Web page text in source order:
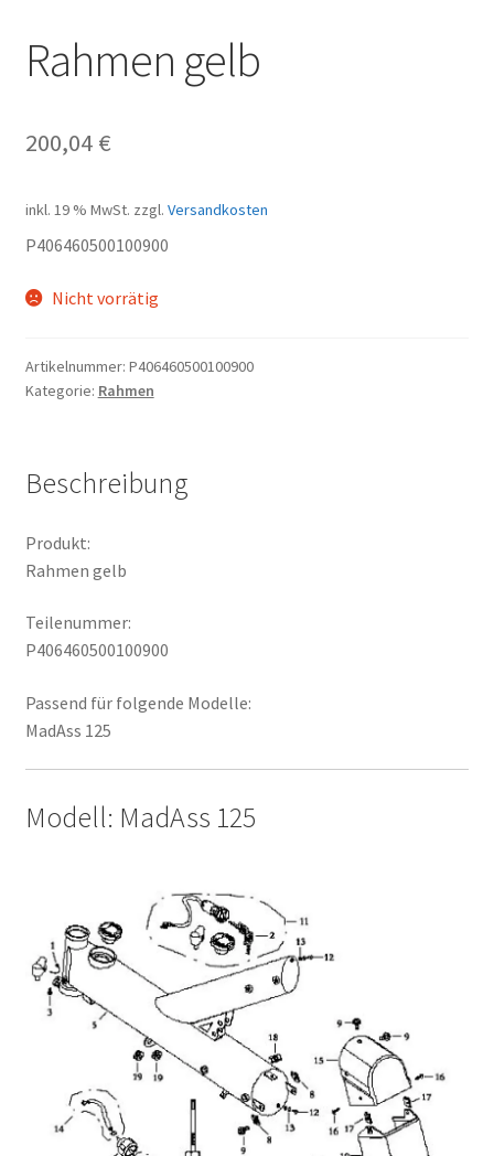
Rahmen gelb
200,04 €
inkl. 19 % MwSt. zzgl. Versandkosten
P406460500100900
Nicht vorrätig
Artikelnummer: P406460500100900
Kategorie: Rahmen
Beschreibung
Produkt:
Rahmen gelb
Teilenummer:
P406460500100900
Passend für folgende Modelle:
MadAss 125
Modell: MadAss 125